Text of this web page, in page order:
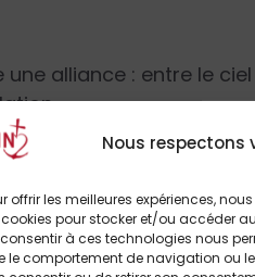
Nous respectons
offrir les meilleures expériences,
pour stocker et/ou accéder
à ces technologies nous
le comportement de navigation ou
alliance : entre le
pour implorer la
maladie ou célébrer
le lierre de